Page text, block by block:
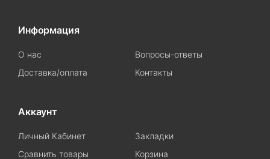
Информация
О нас
Вопросы-ответы
Доставка/оплата
Контакты
Аккаунт
Личный Кабинет
Закладки
Сравнить товары
Корзина